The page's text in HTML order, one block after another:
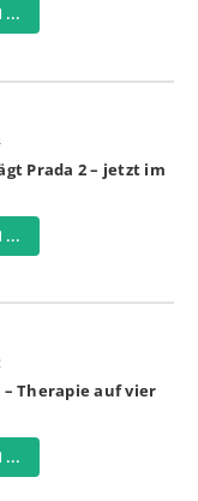
...
Prada 2 – jetzt im
...
– Therapie auf vier
...